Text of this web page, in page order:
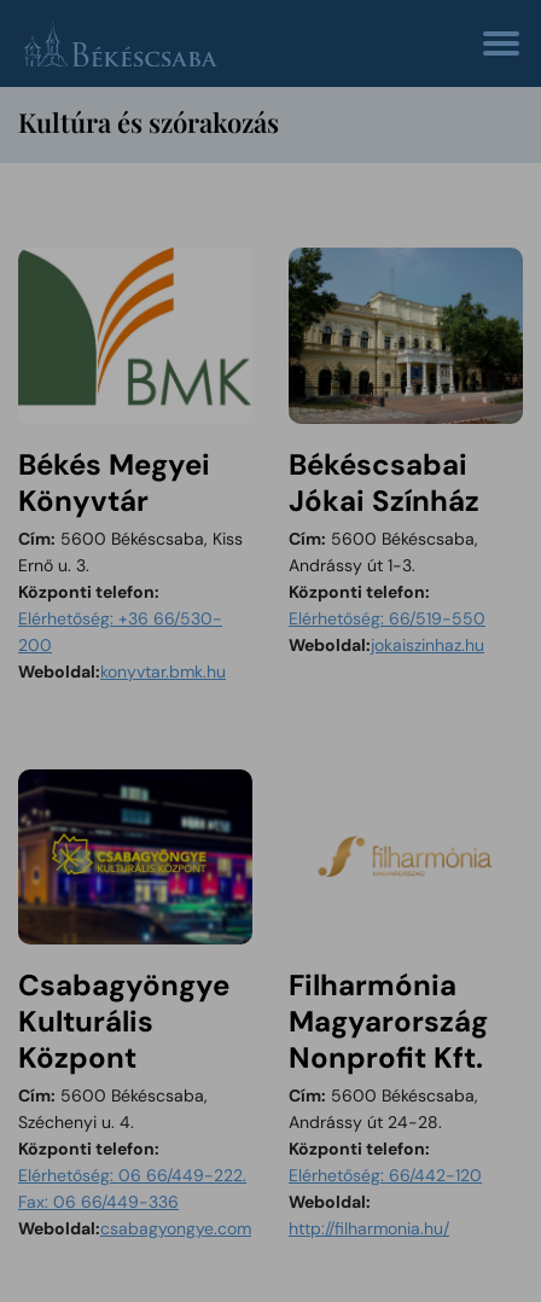
Kultúra és szórakozás
Békés Megyei
Könyvtár
Cím: 5600 Békéscsaba, Kiss
Ernő u. 3.
Központi telefon:
Elérhetőség: +36 66/530-
200
Weboldal:Tartalom megnyitása új ablakban
konyvtar.bmk.hu
Békéscsabai
Jókai Színház
Cím: 5600 Békéscsaba,
Andrássy út 1-3.
Központi telefon:
Elérhetőség: 66/519-550
Weboldal:Tartalom megnyitása
jokaiszinhaz.hu
Csabagyöngye
Kulturális
Központ
Cím: 5600 Békéscsaba,
Széchenyi u. 4.
Központi telefon:
Elérhetőség: 06 66/449-222.
Fax: 06 66/449-336
Weboldal:Tartalom megnyitása új ablakban
csabagyongye.com
Filharmónia
Magyarország
Nonprofit Kft.
Cím: 5600 Békéscsaba,
Andrássy út 24-28.
Központi telefon:
Elérhetőség: 66/442-120
Weboldal:
http://filharmonia.hu/